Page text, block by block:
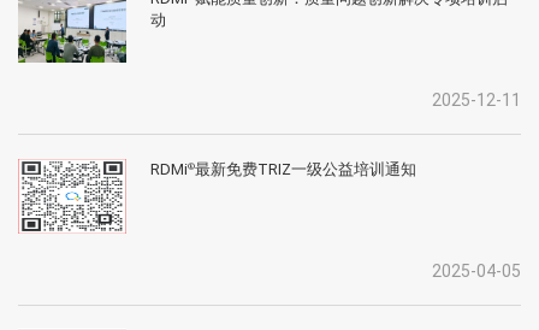
动
2025-12-11
RDMi®最新免费TRIZ一级公益培训通知
2025-04-05